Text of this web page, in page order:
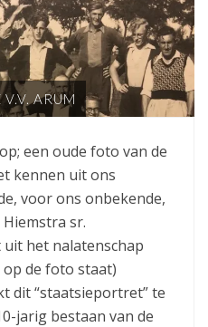
V.V. ARUM
een oude foto van de
kennen uit ons
voor ons onbekende,
sr.
uit het nalatenschap
de foto staat)
dit “staatsieportret” te
jarig bestaan van de